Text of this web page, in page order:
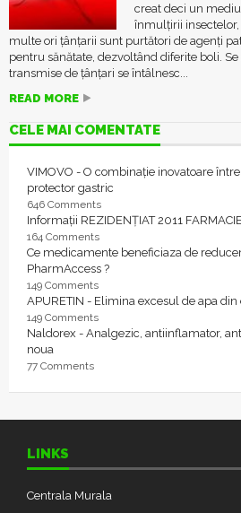
creat deci un
înmulțirii insectelor,
multe ori țânțarii sunt purtători de agenți
pentru sănătate, dezvoltând diferite boli.
transmise de ţânţari se întâlnesc...
READ MORE
CELE MAI COMENTATE
VIMOVO - O combinație inovatoare
protector gastric
646 Comments
Informații REZIDENȚIAT 2011
164 Comments
Ce medicamente beneficiaza de
PharmAccess ?
149 Comments
APURETIN - Elimina excesul de apa
149 Comments
Naldorex - Analgezic, antiinflamator,
noua
77 Comments
LINKS
Centrala Murala